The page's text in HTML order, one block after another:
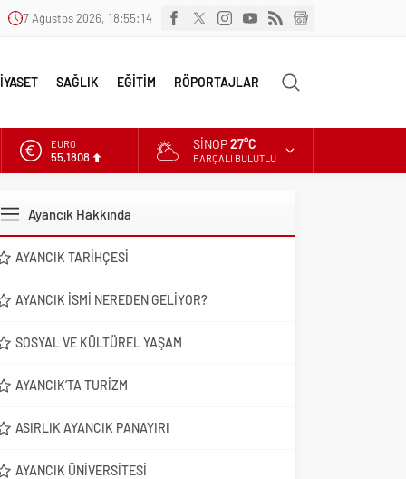
7 Ağustos 2026, 18:55:15
SAĞLIK EĞİTİM RÖPORTAJLAR
EURO
55,1808
DOLAR
SINOP27°C
PARÇALI BULUTLU
Ayancık Hakkında
AYANCIK TARIHÇESI
AYANCIK İSMI NEREDEN GELIYOR?
SOSYAL VE KÜLTÜREL YAŞAM
AYANCIK’TA TURIZM
ASIRLIK AYANCIK PANAYIRI
AYANCIK ÜNIVERSITESI